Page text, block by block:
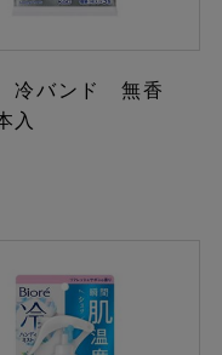
冷バンド 無香
入